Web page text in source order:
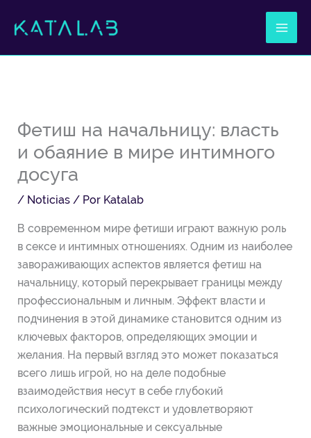
Фетиш на начальницу: власть
и обаяние в мире интимного
досуга
/ Noticias / Por Katalab
В современном мире фетиши играют важную роль
в сексе и интимных отношениях. Одним из наиболее
завораживающих аспектов является фетиш на
начальницу, который перекрывает границы между
профессиональным и личным. Эффект власти и
подчинения в этой динамике становится одним из
ключевых факторов, определяющих эмоции и
желания. На первый взгляд это может показаться
всего лишь игрой, но на деле подобные
взаимодействия несут в себе глубокий
психологический подтекст и удовлетворяют
важные эмоциональные и сексуальные